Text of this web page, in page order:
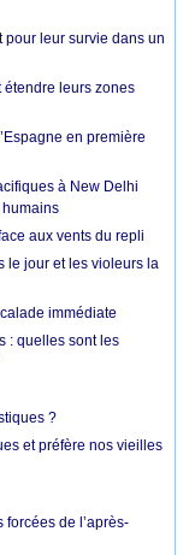
pour leur survie dans un
étendre leurs zones
en première
à New Delhi
aux vents du repli
le jour et les violeurs la
immédiate
: quelles sont les
?
et préfère nos vieilles
de l’après-